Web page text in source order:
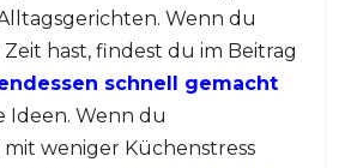
Wenn du
hast, findest du im Beitrag
schnell gemacht
Ideen. Wenn du
weniger Küchenstress